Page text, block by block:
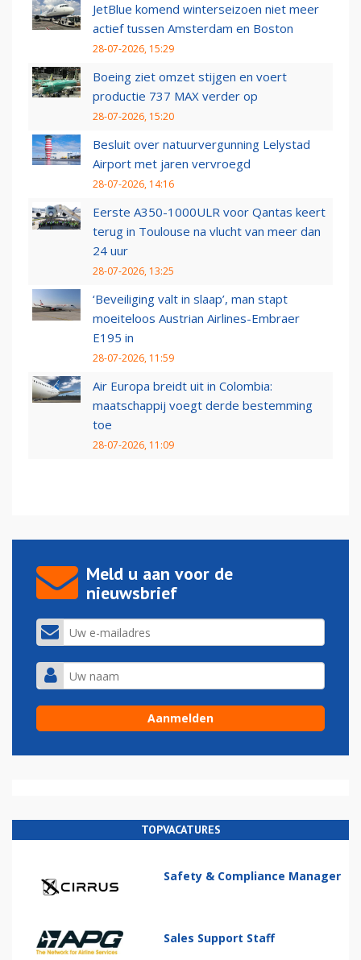
JetBlue komend winterseizoen niet meer
actief tussen Amsterdam en Boston
28-07-2026, 15:29
Boeing ziet omzet stijgen en voert
productie 737 MAX verder op
28-07-2026, 15:20
Besluit over natuurvergunning Lelystad
Airport met jaren vervroegd
28-07-2026, 14:16
Eerste A350-1000ULR voor Qantas keert
terug in Toulouse na vlucht van meer dan
24 uur
28-07-2026, 13:25
‘Beveiliging valt in slaap’, man stapt
moeiteloos Austrian Airlines-Embraer
E195 in
28-07-2026, 11:59
Air Europa breidt uit in Colombia:
maatschappij voegt derde bestemming
toe
28-07-2026, 11:09
Meld u aan voor de
nieuwsbrief
TOPVACATURES
Safety & Compliance Manager
Sales Support Staff